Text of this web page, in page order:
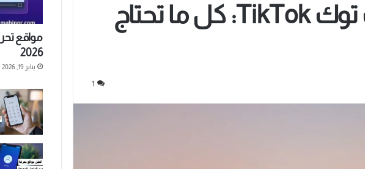
طرق فك حظر التيك توك TikTok: كل ما تحتاج
1
مواقع
2026
يناير 19, 2026